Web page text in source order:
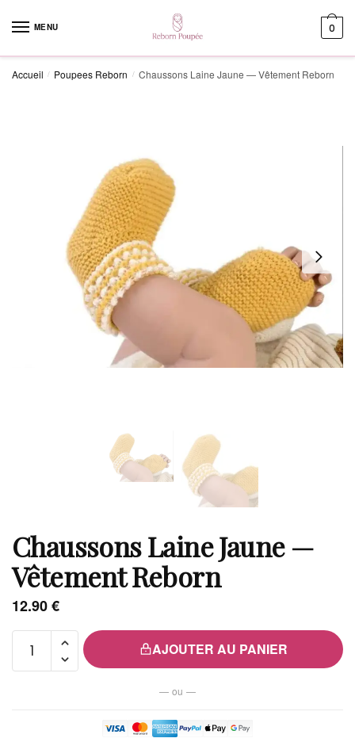
MENU 0
Accueil / Poupees Reborn / Chaussons Laine Jaune — Vêtement Reborn
Chaussons Laine Jaune —
Vêtement Reborn
12.90€
quantité de
Chaussons
AJOUTER AU PANIER
— ou —